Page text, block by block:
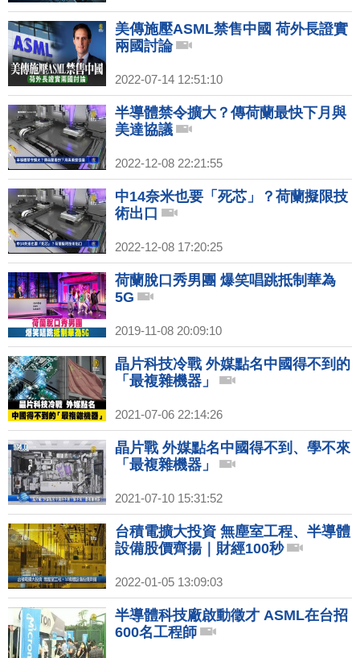
美傳施壓ASML禁售中國 荷外長證實
兩國討論
2022-07-14 12:51:10
半導體禁令擴大？傳荷蘭最快下月與
美達協議
2022-12-08 22:21:55
中14奈米也要「死芯」？荷蘭擬限技
術出口
2022-12-08 17:20:25
荷蘭脫口秀男團 爆笑唱跳抵制華為
5G
2019-11-08 20:09:10
晶片科技冷戰 外媒點名中國得不到的
「最複雜機器」
2021-07-06 22:14:26
晶片戰 外媒點名中國得不到、學不來
「最複雜機器」
2021-07-10 15:31:52
台積電擴大投資 無塵室工程、半導體
設備股價齊揚｜財經100秒
2022-01-05 13:09:03
半導體科技廠啟動徵才 ASML在台招
600名工程師